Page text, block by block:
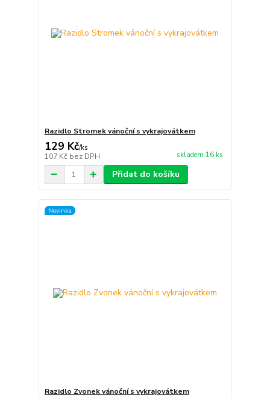
Razidlo Stromek vánoční s vykrajovátkem
129 Kč/ks
107 Kč bez DPH skladem 16 ks
Přidat do košíku
Novinka
Razidlo Zvonek vánoční s vykrajovátkem